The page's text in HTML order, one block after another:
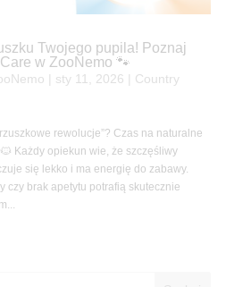
Twojego pupila! Poznaj
w ZooNemo 🐾
sty 11, 2026
Country
rewolucje”? Czas na naturalne
Każdy opiekun wie, że szczęśliwy
się lekko i ma energię do zabawy.
czy brak apetytu potrafią skutecznie